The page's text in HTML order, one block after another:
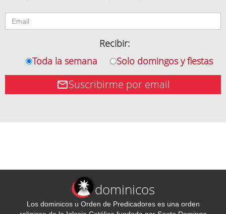
Recibir:
Toda la semana
Solo domingos y fiestas
Suscribirme por email
dominicos
Los dominicos u Orden de Predicadores es una orden